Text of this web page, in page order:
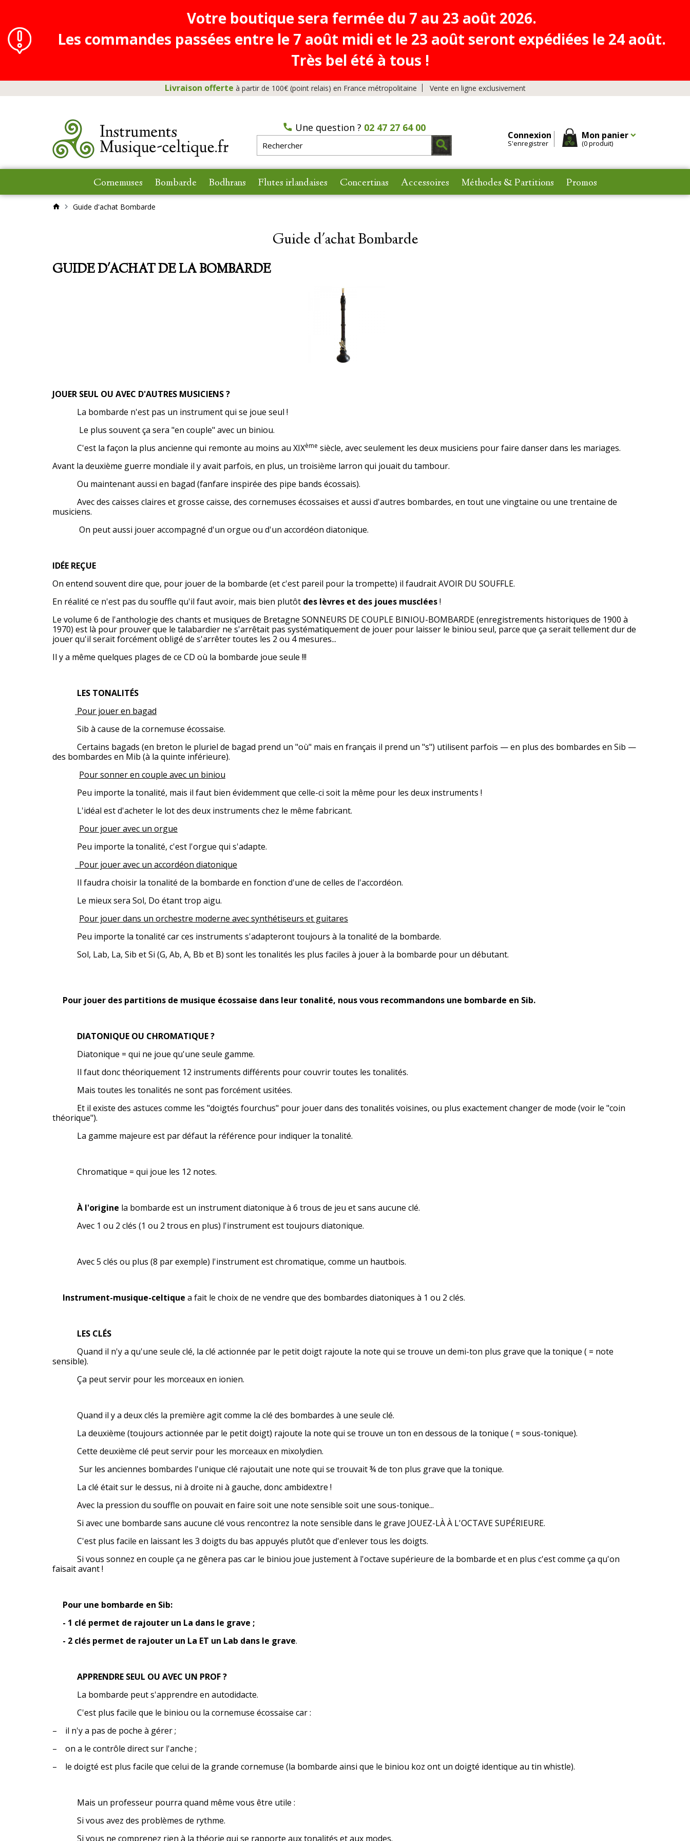
Livraison offerte à partir de 100€ (point relais) en France métropolitaine Vente en ligne exclusivement
Votre boutique sera fermée du 7 au 23 août 2026.
Les commandes passées entre le 7 août midi et le 23 août seront expédiées le 24 août.
Très bel été à tous !
Une question ? 02 47 27 64 00
Connexion
S'enregistrer
Mon panier
(0 produit)
Cornemuses Bombarde Bodhrans Flutes irlandaises Concertinas Accessoires Méthodes & Partitions Promos
Guide d'achat Bombarde
Guide d'achat Bombarde
GUIDE D'ACHAT DE LA BOMBARDE
JOUER SEUL OU AVEC D'AUTRES MUSICIENS ?
La bombarde n'est pas un instrument qui se joue seul !
Le plus souvent ça sera "en couple" avec un biniou.
C'est la façon la plus ancienne qui remonte au moins au XIXème siècle, avec seulement les deux musiciens pour faire danser dans les mariages.
Avant la deuxième guerre mondiale il y avait parfois, en plus, un troisième larron qui jouait du tambour.
Ou maintenant aussi en bagad (fanfare inspirée des pipe bands écossais).
Avec des caisses claires et grosse caisse, des cornemuses écossaises et aussi d'autres bombardes, en tout une vingtaine ou une trentaine de
musiciens.
On peut aussi jouer accompagné d'un orgue ou d'un accordéon diatonique.
IDÉE REÇUE
On entend souvent dire que, pour jouer de la bombarde (et c'est pareil pour la trompette) il faudrait AVOIR DU SOUFFLE.
En réalité ce n'est pas du souffle qu'il faut avoir, mais bien plutôt des lèvres et des joues musclées!
Le volume 6 de l'anthologie des chants et musiques de Bretagne SONNEURS DE COUPLE BINIOU-BOMBARDE(enregistrements historiques de 1900 à
1970) est là pour prouver que le talabardier ne s'arrêtait pas systématiquement de jouer pour laisser le biniou seul, parce que ça serait tellement dur de
jouer qu'il serait forcément obligé de s'arrêter toutes les 2 ou 4 mesures...
Il y a même quelques plages de ce CD où la bombarde joue seule !!!
LES TONALITÉS
Pour jouer en bagad
Sib à cause de la cornemuse écossaise.
Certains bagads (en breton le pluriel de bagad prend un "où" mais en français il prend un "s") utilisent parfois — en plus des bombardes en Sib —
des bombardes en Mib (à la quinte inférieure).
Pour sonner en couple avec un biniou
Peu importe la tonalité, mais il faut bien évidemment que celle-ci soit la même pour les deux instruments !
L'idéal est d'acheter le lot des deux instruments chez le même fabricant.
Pour jouer avec un orgue
Peu importe la tonalité, c'est l'orgue qui s'adapte.
Pour jouer avec un accordéon diatonique
Il faudra choisir la tonalité de la bombarde en fonction d'une de celles de l'accordéon.
Le mieux sera Sol, Do étant trop aigu.
Pour jouer dans un orchestre moderne avec synthétiseurs et guitares
Peu importe la tonalité car ces instruments s'adapteront toujours à la tonalité de la bombarde.
Sol, Lab, La, Sib et Si (G, Ab, A, Bb et B) sont les tonalités les plus faciles à jouer à la bombarde pour un débutant.
Pour jouer des partitions de musique écossaise dans leur tonalité, nous vous recommandons une bombarde en Sib.
DIATONIQUE OU CHROMATIQUE ?
Diatonique = qui ne joue qu'une seule gamme.
Il faut donc théoriquement 12 instruments différents pour couvrir toutes les tonalités.
Mais toutes les tonalités ne sont pas forcément usitées.
Et il existe des astuces comme les "doigtés fourchus" pour jouer dans des tonalités voisines, ou plus exactement changer de mode (voir le "coin
théorique").
La gamme majeure est par défaut la référence pour indiquer la tonalité.
Chromatique = qui joue les 12 notes.
À l'origine la bombarde est un instrument diatonique à 6 trous de jeu et sans aucune clé.
Avec 1 ou 2 clés (1 ou 2 trous en plus) l'instrument est toujours diatonique.
Avec 5 clés ou plus (8 par exemple) l'instrument est chromatique, comme un hautbois.
Instrument-musique-celtique a fait le choix de ne vendre que des bombardes diatoniques à 1 ou 2 clés.
LES CLÉS
Quand il n'y a qu'une seule clé, la clé actionnée par le petit doigt rajoute la note qui se trouve un demi-ton plus grave que la tonique ( = note
sensible).
Ça peut servir pour les morceaux en ionien.
Quand il y a deux clés la première agit comme la clé des bombardes à une seule clé.
La deuxième (toujours actionnée par le petit doigt) rajoute la note qui se trouve un ton en dessous de la tonique ( = sous-tonique).
Cette deuxième clé peut servir pour les morceaux en mixolydien.
Sur les anciennes bombardes l'unique clé rajoutait une note qui se trouvait ¾ de ton plus grave que la tonique.
La clé était sur le dessus, ni à droite ni à gauche, donc ambidextre !
Avec la pression du souffle on pouvait en faire soit une note sensible soit une sous-tonique...
Si avec une bombarde sans aucune clé vous rencontrez la note sensible dans le grave JOUEZ-LÀ À L'OCTAVE SUPÉRIEURE.
C'est plus facile en laissant les 3 doigts du bas appuyés plutôt que d'enlever tous les doigts.
Si vous sonnez en couple ça ne gênera pas car le biniou joue justement à l'octave supérieure de la bombarde et en plus c'est comme ça qu'on
faisait avant !
Pour une bombarde en Sib:
- 1 clé permet de rajouter un La dans le grave ;
- 2 clés permet de rajouter un La ET un Lab dans le grave.
APPRENDRE SEUL OU AVEC UN PROF ?
La bombarde peut s'apprendre en autodidacte.
C'est plus facile que le biniou ou la cornemuse écossaise car :
– il n'y a pas de poche à gérer ;
– on a le contrôle direct sur l'anche ;
– le doigté est plus facile que celui de la grande cornemuse (la bombarde ainsi que le biniou koz ont un doigté identique au tin whistle).
Mais un professeur pourra quand même vous être utile :
Si vous avez des problèmes de rythme.
Si vous ne comprenez rien à la théorie qui se rapporte aux tonalités et aux modes.